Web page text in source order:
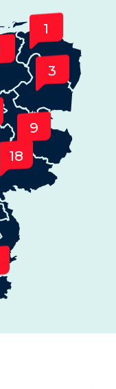
9
1
19
4